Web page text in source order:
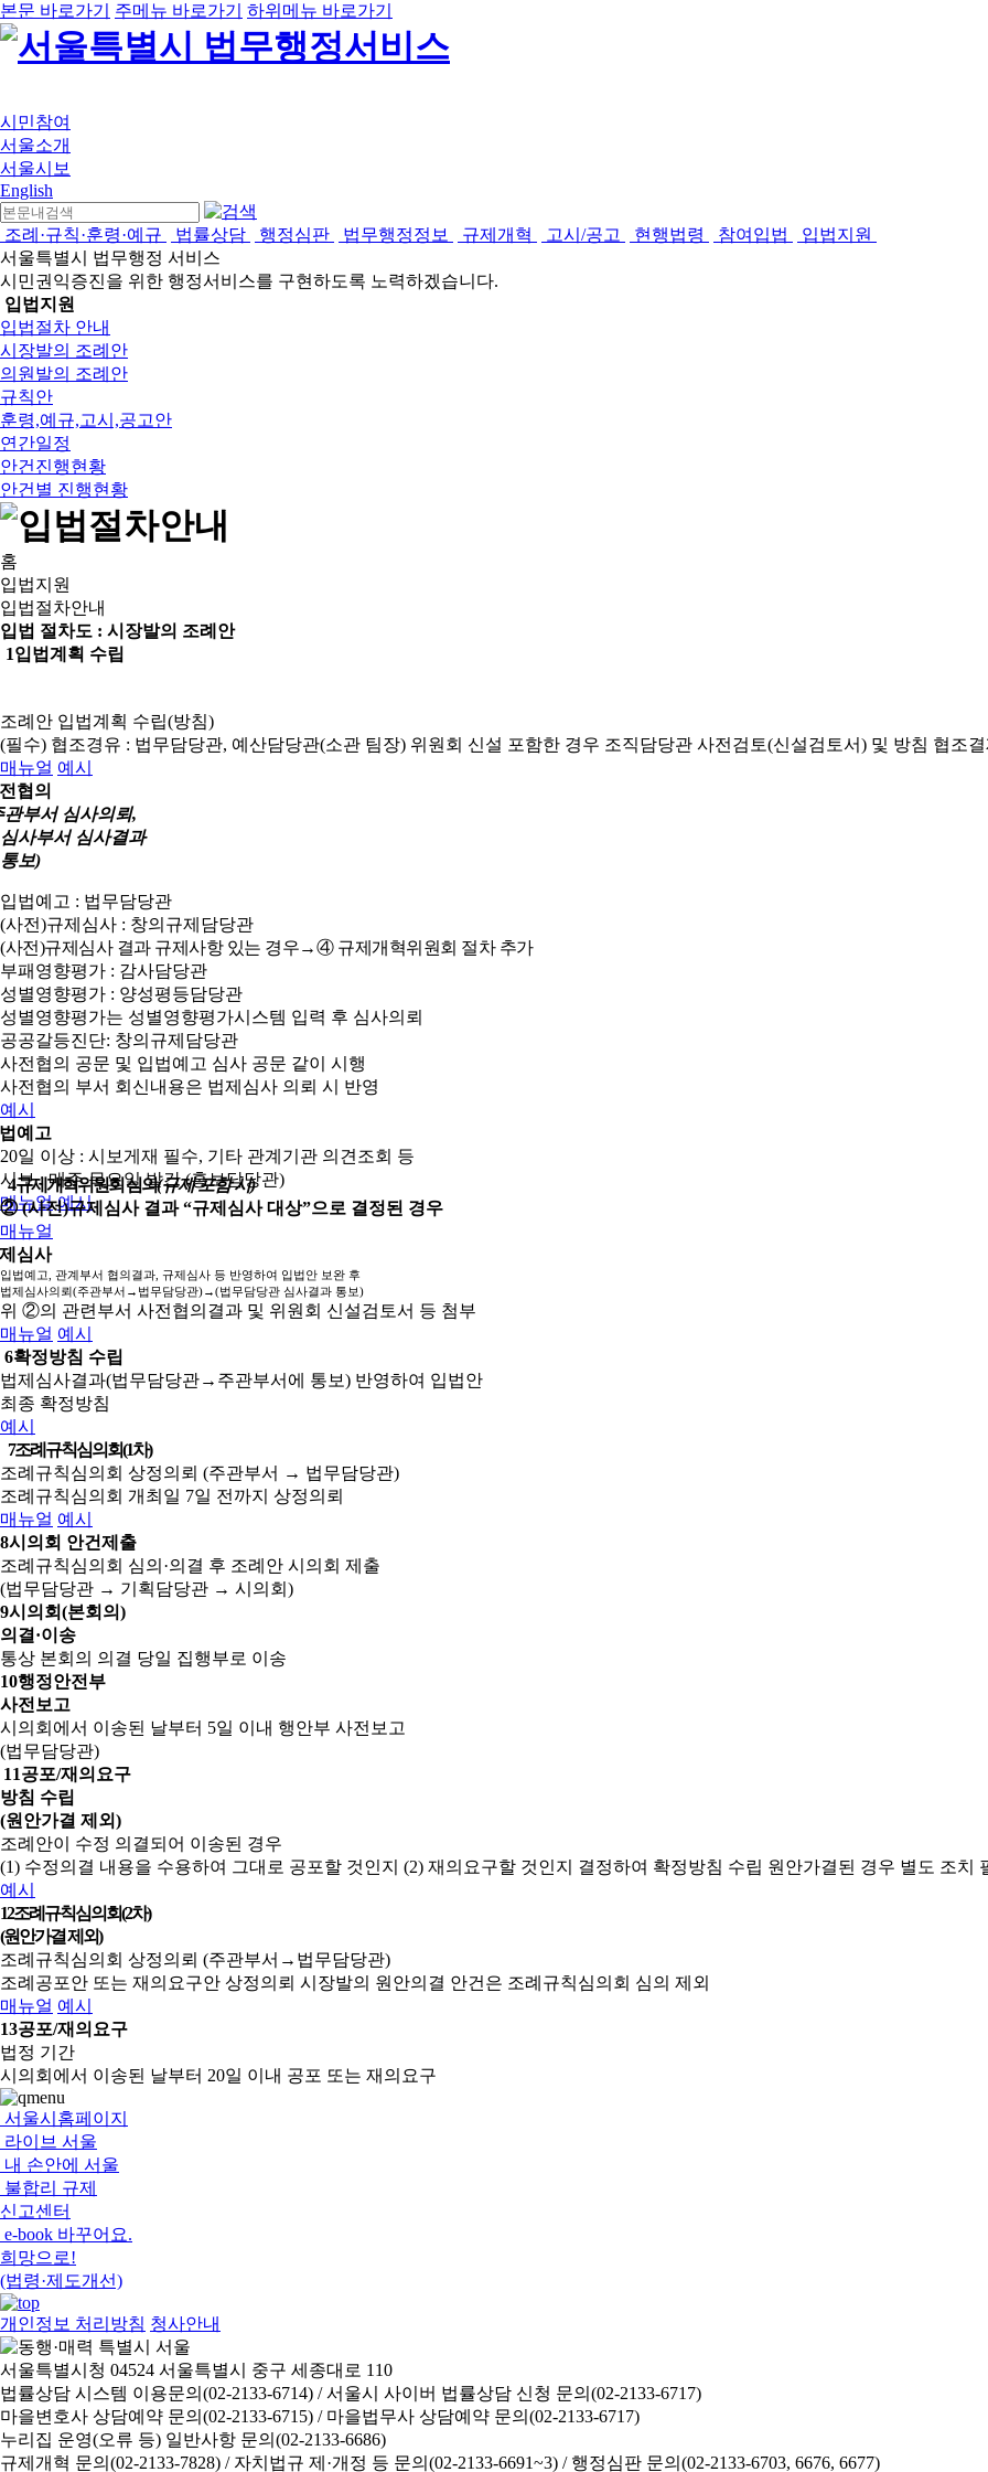
본문 바로가기 주메뉴 바로가기 하위메뉴 바로가기
시민참여
서울소개
서울시보
English
조례·규칙·훈령·예규 법률상담 행정심판 법무행정정보 규제개혁 고시/공고 현행법령 참여입법
입법지원
서울특별시 법무행정 서비스
시민권익증진을 위한 행정서비스를 구현하도록 노력하겠습니다.
입법지원
입법절차 안내
시장발의 조례안
의원발의 조례안
규칙안
훈령,예규,고시,공고안
연간일정
안건진행현황
안건별 진행현황
홈
입법지원
입법절차안내
입법 절차도 : 시장발의 조례안
1입법계획 수립
조례안 입법계획 수립(방침)
(필수) 협조경유 : 법무담당관, 예산담당관(소관 팀장) 위원회 신설 포함한 경우 조직담당관 사전검토(신설검토서) 및 방침 협조
매뉴얼 예시
협의
관부서 심사의뢰,
심사부서 심사결과
통보)
입법예고 : 법무담당관
(사전)규제심사 : 창의규제담당관
(사전)규제심사 결과 규제사항 있는 경우→④ 규제개혁위원회 절차 추가
부패영향평가 : 감사담당관
성별영향평가 : 양성평등담당관
성별영향평가는 성별영향평가시스템 입력 후 심사의뢰
공공갈등진단: 창의규제담당관
사전협의 공문 및 입법예고 심사 공문 같이 시행
사전협의 부서 회신내용은 법제심사 의뢰 시 반영
예시
예고
20일 이상 : 시보게재 필수, 기타 관계기관 의견조회 등
시보 : 매주 목요일 발간 (홍보담당관)
매뉴얼 예시
4규제개혁위원회 심의(규제 포함 시)
② (사전)규제심사 결과 “규제심사 대상”으로 결정된 경우
매뉴얼
심사
입법예고, 관계부서 협의결과, 규제심사 등 반영하여 입법안 보완 후
법제심사의뢰(주관부서→법무담당관)→(법무담당관 심사결과 통보)
위 ②의 관련부서 사전협의결과 및 위원회 신설검토서 등 첨부
매뉴얼 예시
6확정방침 수립
법제심사결과(법무담당관→주관부서에 통보) 반영하여 입법안
최종 확정방침
예시
7조례규칙심의회(1차)
조례규칙심의회 상정의뢰 (주관부서 → 법무담당관)
조례규칙심의회 개최일 7일 전까지 상정의뢰
매뉴얼 예시
8시의회 안건제출
조례규칙심의회 심의·의결 후 조례안 시의회 제출
(법무담당관 → 기획담당관 → 시의회)
9시의회(본회의)
의결·이송
통상 본회의 의결 당일 집행부로 이송
10행정안전부
사전보고
시의회에서 이송된 날부터 5일 이내 행안부 사전보고
(법무담당관)
11공포/재의요구
방침 수립
(원안가결 제외)
조례안이 수정 의결되어 이송된 경우
(1) 수정의결 내용을 수용하여 그대로 공포할 것인지 (2) 재의요구할 것인지 결정하여 확정방침 수립 원안가결된 경우 별도 조치
예시
12조례규칙심의회(2차)
(원안가결 제외)
조례규칙심의회 상정의뢰 (주관부서→법무담당관)
조례공포안 또는 재의요구안 상정의뢰 시장발의 원안의결 안건은 조례규칙심의회 심의 제외
매뉴얼 예시
13공포/재의요구
법정 기간
시의회에서 이송된 날부터 20일 이내 공포 또는 재의요구
서울시홈페이지
라이브 서울
내 손안에 서울
불합리 규제
신고센터
e-book 바꾸어요.
희망으로!
(법령·제도개선)
개인정보 처리방침 청사안내
서울특별시청 04524 서울특별시 중구 세종대로 110
법률상담 시스템 이용문의(02-2133-6714) /서울시 사이버 법률상담 신청 문의(02-2133-6717)
마을변호사 상담예약 문의(02-2133-6715) / 마을법무사 상담예약 문의(02-2133-6717)
누리집 운영(오류 등) 일반사항 문의(02-2133-6686)
규제개혁 문의(02-2133-7828) / 자치법규 제·개정 등 문의(02-2133-6691~3) / 행정심판 문의(02-2133-6703, 6676, 6677)